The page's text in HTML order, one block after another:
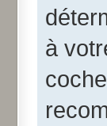
à